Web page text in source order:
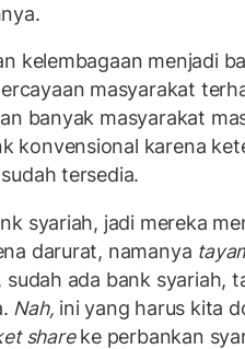
kelembagaan menjadi
masyarakat
banyak masyarakat
konvensional karena
tersedia.
syariah, jadi mereka
darurat, namanya
sudah ada bank syariah,
Nah, ini yang harus kita
shareke perbankan